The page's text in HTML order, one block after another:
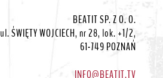
BEATIT SP. Z O. O.
ul. ŚWIĘTY WOJCIECH, nr 28, lok. +1/2,
61-749 POZNAŃ
INFO@BEATIT.TV